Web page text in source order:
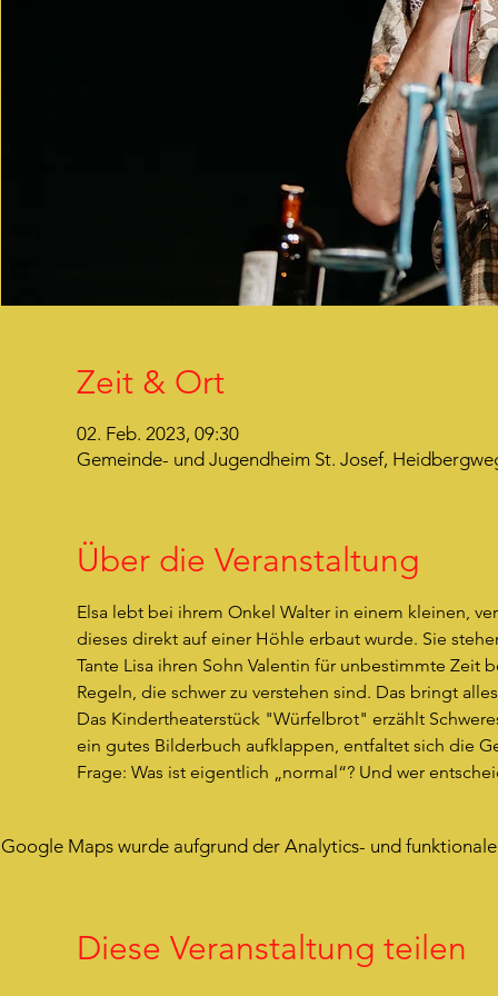
Zeit & Ort
02. Feb. 2023, 09:30
Gemeinde- und Jugendheim St. Josef,
Über die Veranstaltung
Elsa lebt bei ihrem Onkel Walter in einem kleinen,
dieses direkt auf einer Höhle erbaut wurde. Sie
Tante Lisa ihren Sohn Valentin für unbestimmte Zeit
Regeln, die schwer zu verstehen sind. Das bringt
Das Kindertheaterstück "Würfelbrot" erzählt
ein gutes Bilderbuch aufklappen, entfaltet sich die
Frage: Was ist eigentlich „normal“? Und wer
Google Maps wurde aufgrund der Analytics- und
Diese Veranstaltung teilen